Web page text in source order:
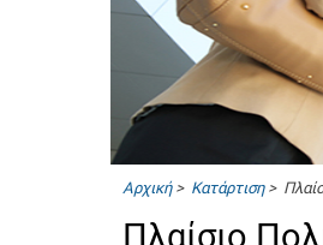
Αρχική> Κατάρτιση>
Πλαίσιο